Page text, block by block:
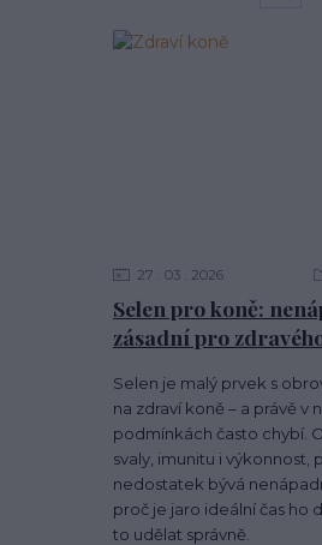
Selen pro koně:
zásadní pro
27 03 2026
Selen je malý prvek s
na zdraví koně – a právě v
podmínkách často chybí.
svaly, imunitu i výkonnost,
nedostatek bývá
proč je jaro ideální čas ho
to udělat správně.